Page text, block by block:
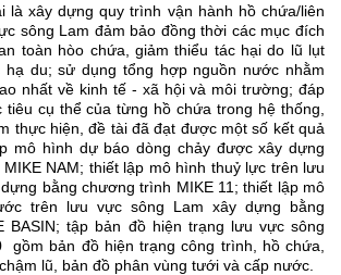
là xây dựng quy trình vận hành hồ chứa/liên
sông Lam đảm bảo đồng thời các mục đích
toàn hòo chứa, giảm thiểu tác hại do lũ lụt
du; sử dụng tổng hợp nguồn nước nhằm
nhất về kinh tế - xã hội và môi trường; đáp
cụ thể của từng hồ chứa trong hệ thống,
thực hiện, đề tài đã đạt được một số kết quả
mô hình dự báo dòng chảy được xây dựng
NAM; thiết lập mô hình thuỷ lực trên lưu
bằng chương trình MIKE 11; thiết lập mô
trên lưu vực sông Lam xây dựng bằng
BASIN; tập bản đồ hiện trạng lưu vực sông
gồm bản đồ hiện trạng công trình, hồ chứa,
lũ, bản đồ phân vùng tưới và cấp nước.